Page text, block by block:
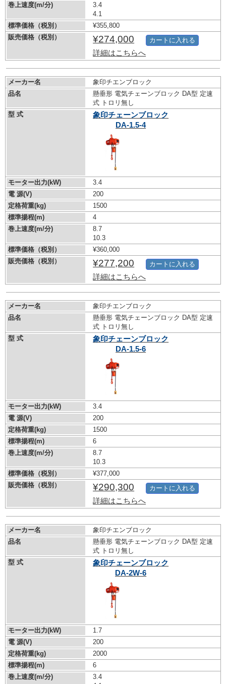
巻上速度(m/分)
3.4
4.1
標準価格（税別）
¥355,800
販売価格（税別）
¥274,000
詳細はこちらへ
カートに入れる
メーカー名
象印チエンブロック
品名
懸垂形 電気チェーンブロック DA型 定速
式 トロリ無し
型 式
象印チェーンブロック
DA-1.5-4
モーター出力(kW)
3.4
電 源(V)
200
定格荷重(kg)
1500
標準揚程(m)
4
巻上速度(m/分)
8.7
10.3
標準価格（税別）
¥360,000
販売価格（税別）
¥277,200
詳細はこちらへ
カートに入れる
メーカー名
象印チエンブロック
品名
懸垂形 電気チェーンブロック DA型 定速
式 トロリ無し
型 式
象印チェーンブロック
DA-1.5-6
モーター出力(kW)
3.4
電 源(V)
200
定格荷重(kg)
1500
標準揚程(m)
6
巻上速度(m/分)
8.7
10.3
標準価格（税別）
¥377,000
販売価格（税別）
¥290,300
詳細はこちらへ
カートに入れる
メーカー名
象印チエンブロック
品名
懸垂形 電気チェーンブロック DA型 定速
式 トロリ無し
型 式
象印チェーンブロック
DA-2W-6
モーター出力(kW)
1.7
電 源(V)
200
定格荷重(kg)
2000
標準揚程(m)
6
巻上速度(m/分)
3.4